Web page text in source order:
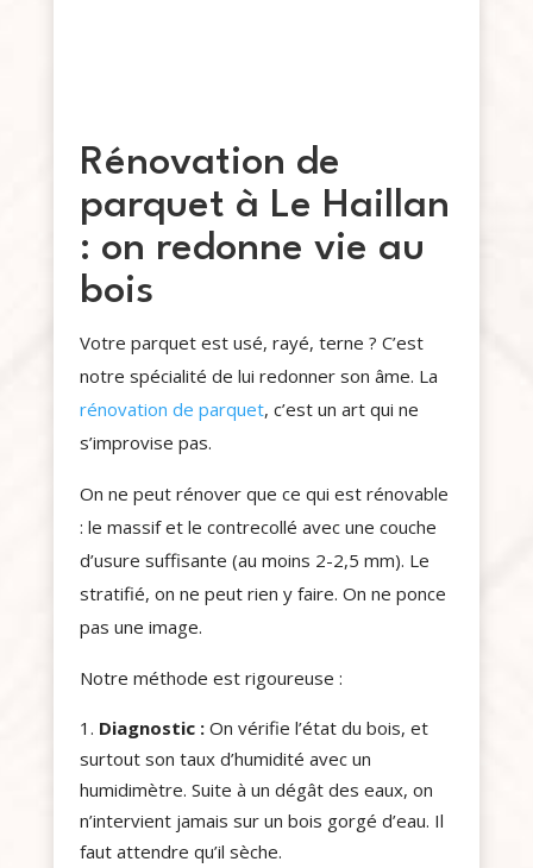
Rénovation de
parquet à Le Haillan
: on redonne vie au
bois
Votre parquet est usé, rayé, terne ? C’est
notre spécialité de lui redonner son âme. La
rénovation de parquet, c’est un art qui ne
s’improvise pas.
On ne peut rénover que ce qui est rénovable
: le massif et le contrecollé avec une couche
d’usure suffisante (au moins 2-2,5 mm). Le
stratifié, on ne peut rien y faire. On ne ponce
pas une image.
Notre méthode est rigoureuse :
Diagnostic : On vérifie l’état du bois, et
surtout son taux d’humidité avec un
humidimètre. Suite à un dégât des eaux, on
n’intervient jamais sur un bois gorgé d’eau. Il
faut attendre qu’il sèche.